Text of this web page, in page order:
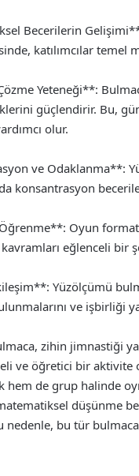
Becerilerin
katılımcılar
Yeteneği**:
güçlendirir. Bu,
olur.
ve Odaklanma**:
konsantrasyon
Oyun
eğlenceli bir
Yüzölçümü
ve işbirliği
zihin jimnastiği
ve öğretici bir
hem de grup halinde
düşünme
nedenle, bu tür